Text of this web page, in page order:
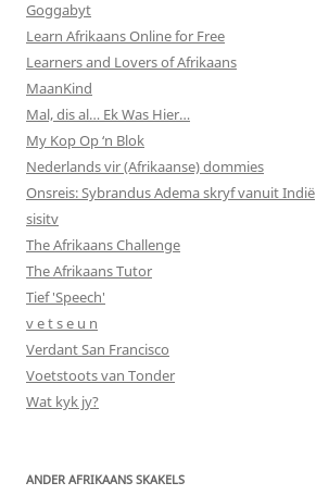
Goggabyt
Learn Afrikaans Online for Free
Learners and Lovers of Afrikaans
MaanKind
Mal, dis al… Ek Was Hier…
My Kop Op ‘n Blok
Nederlands vir (Afrikaanse) dommies
Onsreis: Sybrandus Adema skryf vanuit Indië
sisitv
The Afrikaans Challenge
The Afrikaans Tutor
Tief 'Speech'
v e t s e u n
Verdant San Francisco
Voetstoots van Tonder
Wat kyk jy?
ANDER AFRIKAANS SKAKELS